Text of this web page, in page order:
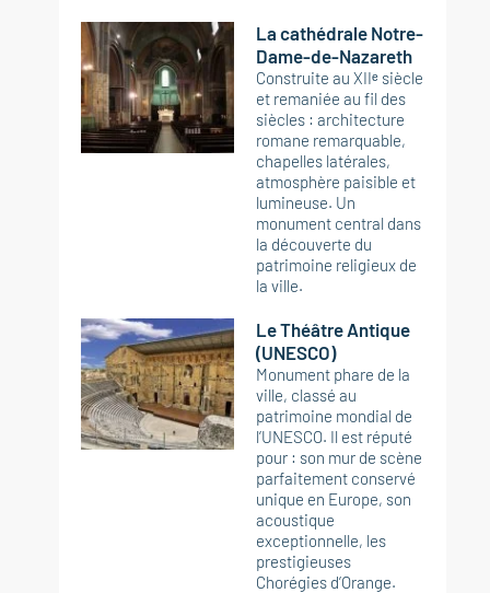
La cathédrale Notre-
Dame-de-Nazareth
Construite au XIIᵉ siècle
et remaniée au fil des
siècles : architecture
romane remarquable,
chapelles latérales,
atmosphère paisible et
lumineuse. Un
monument central dans
la découverte du
patrimoine religieux de
la ville.
Le Théâtre Antique
(UNESCO)
Monument phare de la
ville, classé au
patrimoine mondial de
l’UNESCO. Il est réputé
pour : son mur de scène
parfaitement conservé
unique en Europe, son
acoustique
exceptionnelle, les
prestigieuses
Chorégies d’Orange.